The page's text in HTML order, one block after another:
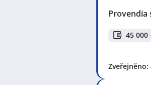
Provendia
45 000
Zveřejněno: